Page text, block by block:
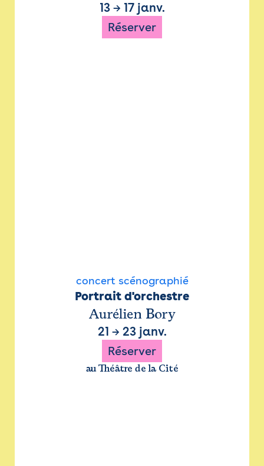
13→ 17 janv.
Réserver
concert scénographié
Portrait d'orchestre
Aurélien Bory
21 → 23 janv.
Réserver
au Théâtre de la Cité